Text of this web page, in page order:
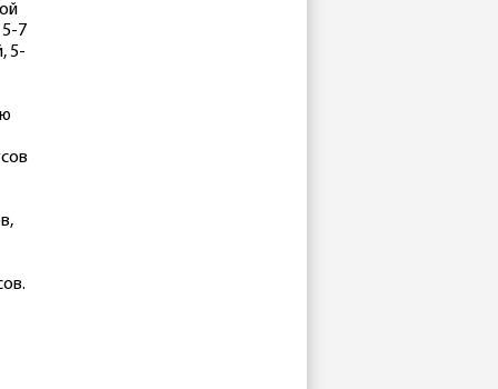
7
5-